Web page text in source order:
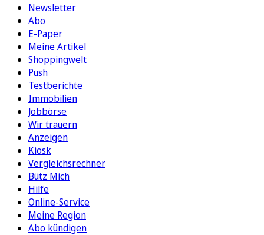
Newsletter
Abo
E-Paper
Meine Artikel
Shoppingwelt
Push
Testberichte
Immobilien
Jobbörse
Wir trauern
Anzeigen
Kiosk
Vergleichsrechner
Bütz Mich
Hilfe
Online-Service
Meine Region
Abo kündigen